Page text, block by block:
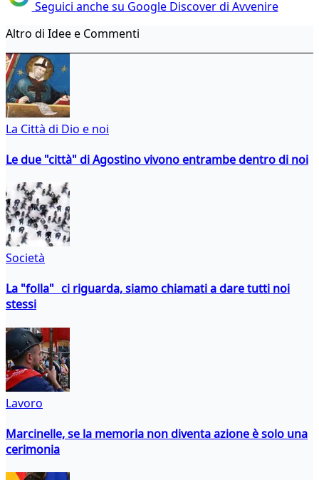
Seguici anche su Google Discover di Avvenire
Altro di Idee e Commenti
La Città di Dio e noi
Le due "città" di Agostino vivono entrambe dentro di noi
Società
La "folla" ci riguarda, siamo chiamati a dare tutti noi
stessi
Lavoro
Marcinelle, se la memoria non diventa azione è solo una
cerimonia